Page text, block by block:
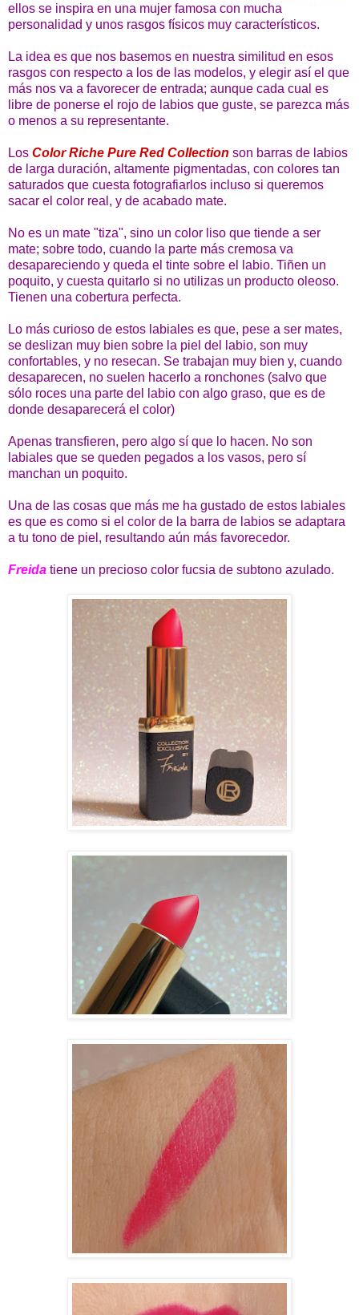
ellos se inspira en una mujer famosa con mucha
personalidad y unos rasgos físicos muy característicos.
La idea es que nos basemos en nuestra similitud en esos
rasgos con respecto a los de las modelos, y elegir así el que
más nos va a favorecer de entrada; aunque cada cual es
libre de ponerse el rojo de labios que guste, se parezca más
o menos a su representante.
Los Color Riche Pure Red Collection son barras de labios
de larga duración, altamente pigmentadas, con colores tan
saturados que cuesta fotografiarlos incluso si queremos
sacar el color real, y de acabado mate.
No es un mate "tiza", sino un color liso que tiende a ser
mate; sobre todo, cuando la parte más cremosa va
desapareciendo y queda el tinte sobre el labio. Tiñen un
poquito, y cuesta quitarlo si no utilizas un producto oleoso.
Tienen una cobertura perfecta.
Lo más curioso de estos labiales es que, pese a ser mates,
se deslizan muy bien sobre la piel del labio, son muy
confortables, y no resecan. Se trabajan muy bien y, cuando
desaparecen, no suelen hacerlo a ronchones (salvo que
sólo roces una parte del labio con algo graso, que es de
donde desaparecerá el color)
Apenas transfieren, pero algo sí que lo hacen. No son
labiales que se queden pegados a los vasos, pero sí
manchan un poquito.
Una de las cosas que más me ha gustado de estos labiales
es que es como si el color de la barra de labios se adaptara
a tu tono de piel, resultando aún más favorecedor.
Freida tiene un precioso color fucsia de subtono azulado.